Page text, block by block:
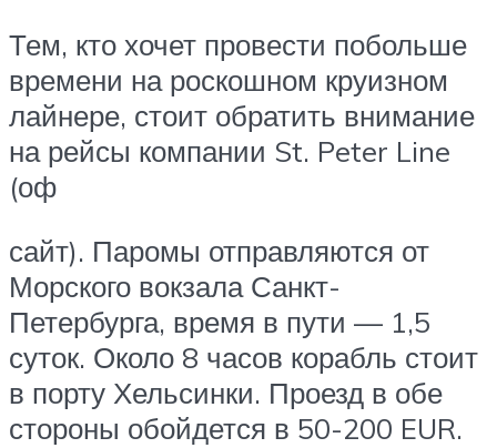
Тем, кто хочет провести побольше
времени на роскошном круизном
лайнере, стоит обратить внимание
на рейсы компании St. Peter Line
(оф
сайт). Паромы отправляются от
Морского вокзала Санкт-
Петербурга, время в пути — 1,5
суток. Около 8 часов корабль стоит
в порту Хельсинки. Проезд в обе
стороны обойдется в 50-200 EUR.